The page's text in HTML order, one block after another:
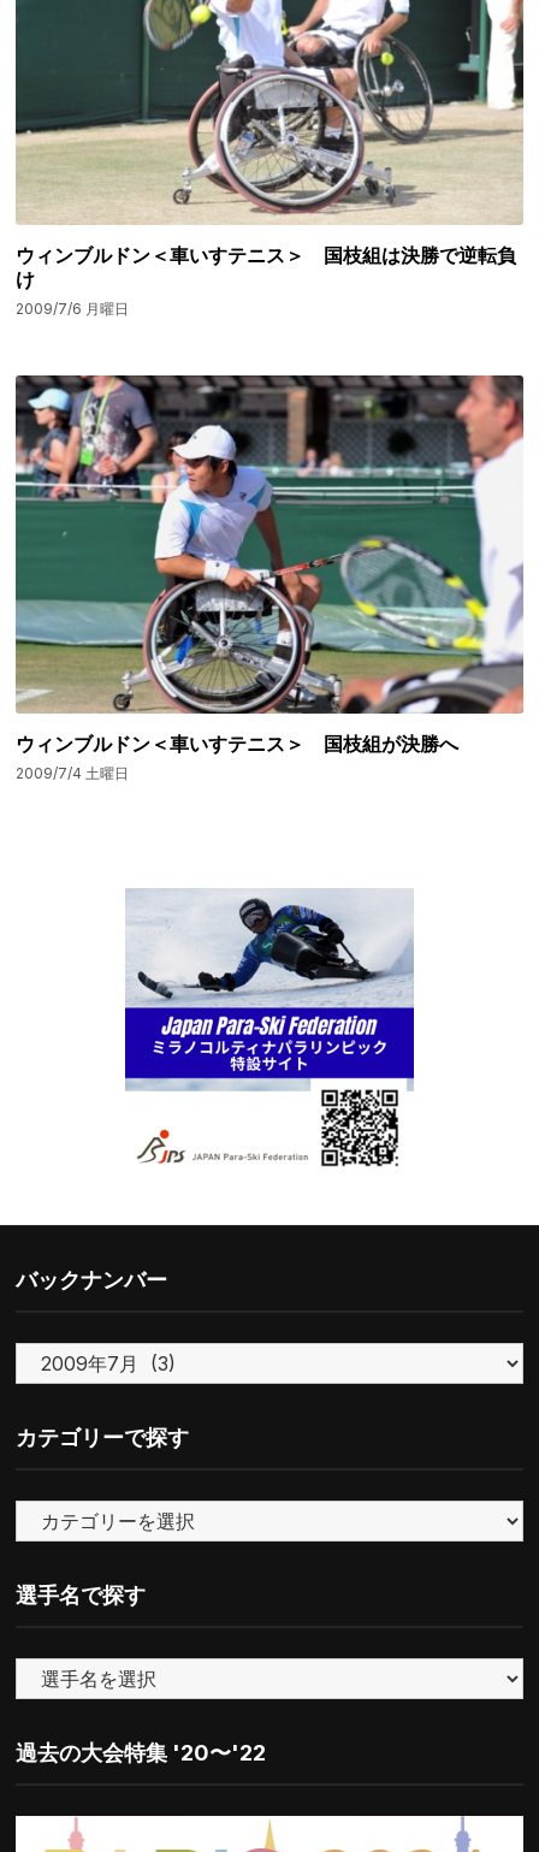
ウィンブルドン＜車いすテニス＞ 国枝組は決勝で逆転負
け
2009/7/6 月曜日
ウィンブルドン＜車いすテニス＞ 国枝組が決勝へ
2009/7/4 土曜日
バックナンバー
ッ
ク
ナ
カテゴリーで探す
テ
ゴ
リ
す
選手名で探す
過去の大会特集 '20〜'22